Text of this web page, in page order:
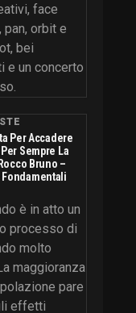
face
pan, orbit e
bei
e un concerto
Per Accadere
Sempre La
Bruno –
Fondamentali
è in atto un
processo di
molto
maggioranza
pare
effetti